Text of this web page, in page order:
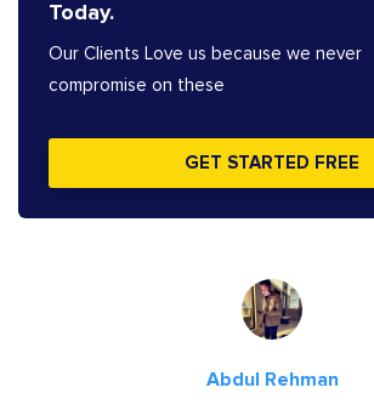
Today.
Our Clients Love us because we never
compromise on these
GET STARTED FREE
Abdul Rehman